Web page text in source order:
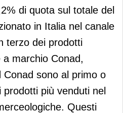
di quota sul totale del
in Italia nel canale
terzo dei prodotti
a marchio Conad,
sono al primo o
più venduti nel
Questi